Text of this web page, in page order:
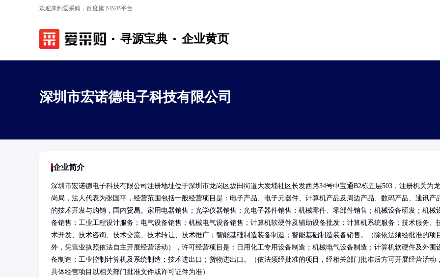
欢迎来到爱采购，百度旗下B2B平台
寻源宝典 企业黄页
深圳市宏诺德电子科技有限公司
企业简介
深圳市宏诺德电子科技有限公司注册地址位于深圳市龙岗区坂田街道大发埔社区长发西路34号中宝通B2栋五层503，注册机关为龙
岗局，法人代表为张国平，经营范围包括一般经营项目是：电子产品、电子元器件、计算机产品及周边产品、数码产品、通讯产
的技术开发与购销，国内贸易。家用电器销售；光学仪器销售；光电子器件销售；机械零件、零部件销售；机械设备研发；机械
备销售；工业工程设计服务；电气设备销售；机械电气设备销售；计算机软硬件及辅助设备批发；计算机系统服务；技术服务、
术开发、技术咨询、技术交流、技术转让、技术推广；智能基础制造装备制造；智能基础制造装备销售。（除依法须经批准的项
外，凭营业执照依法自主开展经营活动），许可经营项目是：日用化工专用设备制造；机械电气设备制造；计算机软硬件及外围
备制造；工业控制计算机及系统制造；技术进出口；货物进出口。（依法须经批准的项目，经相关部门批准后方可开展经营活动
具体经营项目以相关部门批准文件或许可证件为准）